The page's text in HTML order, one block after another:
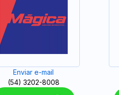
Enviar e-mail
(54) 3202-8008